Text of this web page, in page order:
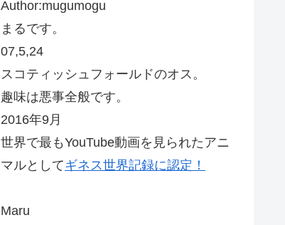
Author:mugumogu
まるです。
07,5,24
スコティッシュフォールドのオス。
趣味は悪事全般です。
2016年9月
世界で最もYouTube動画を見られたアニ
マルとしてギネス世界記録に認定！
Maru